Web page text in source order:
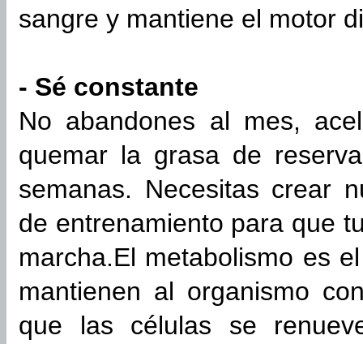
sangre y mantiene el motor
- Sé constante
No abandones al mes,
quemar la grasa de
semanas. Necesitas crear
de entrenamiento para que
marcha.El metabolismo es
mantienen al organismo
que las células se